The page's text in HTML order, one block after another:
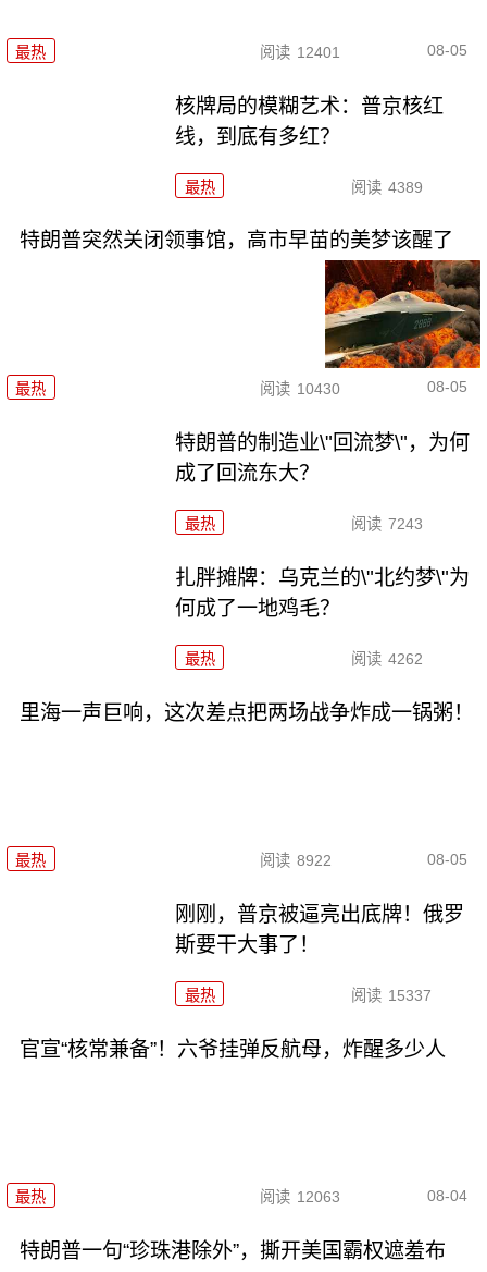
最热 阅读 12401 08-05
核牌局的模糊艺术：普京核红
线，到底有多红？
最热 阅读 4389
特朗普突然关闭领事馆，高市早苗的美梦该醒了
最热 阅读 10430 08-05
特朗普的制造业\"回流梦\"，为何
成了回流东大？
最热 阅读 7243
扎胖摊牌：乌克兰的\"北约梦\"为
何成了一地鸡毛？
最热 阅读 4262
里海一声巨响，这次差点把两场战争炸成一锅粥！
最热 阅读 8922 08-05
刚刚，普京被逼亮出底牌！俄罗
斯要干大事了！
最热 阅读 15337
官宣“核常兼备”！六爷挂弹反航母，炸醒多少人
最热 阅读 12063 08-04
特朗普一句“珍珠港除外”，撕开美国霸权遮羞布